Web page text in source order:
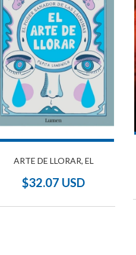
ARTE DE LLORAR, EL
$32.07 USD